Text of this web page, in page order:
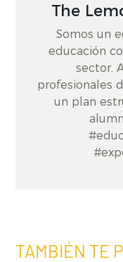
The
Somos un
educación
sector.
profesionales
un plan
TAMBIÉN TE